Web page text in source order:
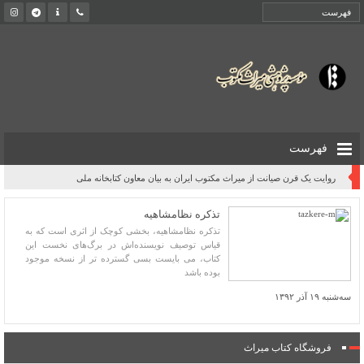
فهرست
روایت یک قرن صیانت از میراث مکتوب ایران به بیان معاون کتابخانه ملی
تذکره نظامشاهیه
تذکره نظامشاهیه، بخشی کوچک از اثری است که به
قیاس توصیف نویسنده‌اش در برگ‌‌های نخست این
کتاب، می ‌بایست بسی گسترده‌ تر از نسخه موجود
بوده باشد
سه‌شنبه ۱۹ آذر ۱۳۹۲
فروشگاه کتاب میراث